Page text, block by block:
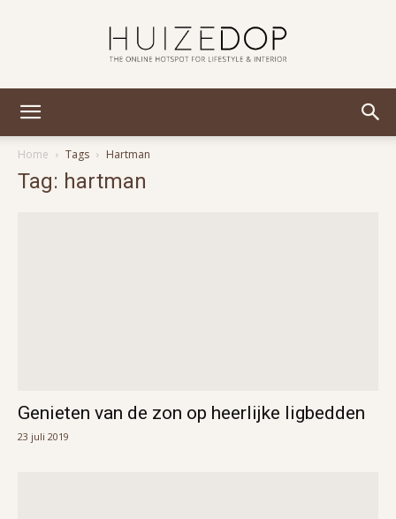
Home
Tags Hartman
Tag: hartman
Genieten van de zon op heerlijke ligbedden
23 juli 2019